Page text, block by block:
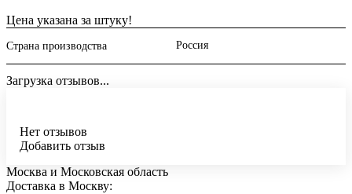
Цена указана за штуку!
Страна производства Россия
Загрузка отзывов...
Нет отзывов
Добавить отзыв
Москва и Московская область
Доставка в Москву: